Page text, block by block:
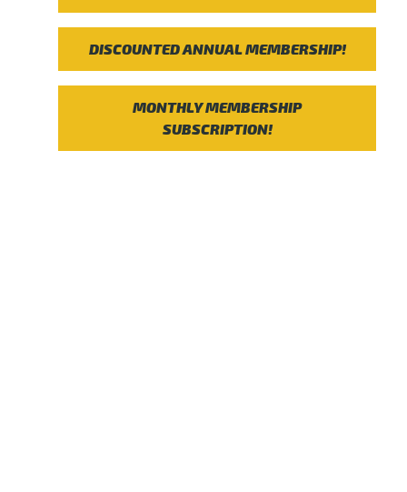
DISCOUNTED ANNUAL MEMBERSHIP!
MONTHLY MEMBERSHIP
SUBSCRIPTION!